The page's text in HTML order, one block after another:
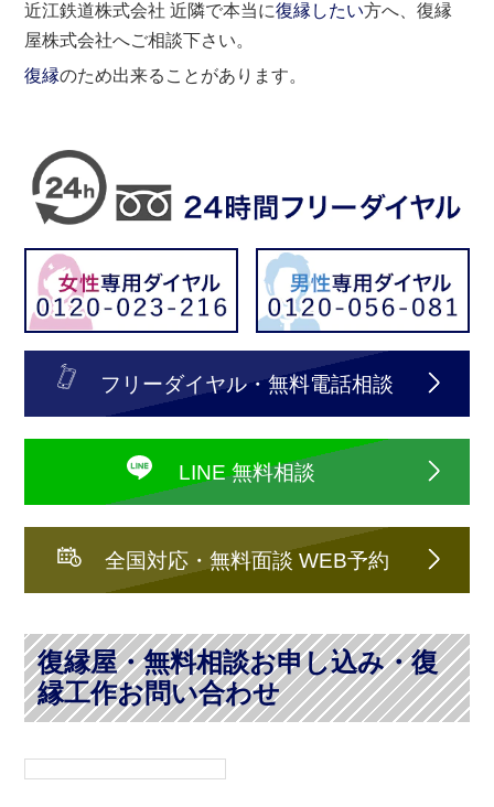
近江鉄道株式会社 近隣で本当に復縁したい方へ、復縁
屋株式会社へご相談下さい。
復縁のため出来ることがあります。
フリーダイヤル・無料電話相談
LINE 無料相談
全国対応・無料面談 WEB予約
復縁屋・無料相談お申し込み・復
縁工作お問い合わせ